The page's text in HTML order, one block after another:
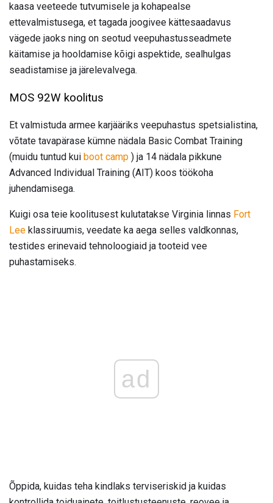
kaasa veeteede tutvumisele ja kohapealse
ettevalmistusega, et tagada joogivee kättesaadavus
vägede jaoks ning on seotud veepuhastusseadmete
käitamise ja hooldamise kõigi aspektide, sealhulgas
seadistamise ja järelevalvega.
MOS 92W koolitus
Et valmistuda armee karjääriks veepuhastus spetsialistina,
võtate tavapärase kümne nädala Basic Combat Training
(muidu tuntud kui boot camp ) ja 14 nädala pikkune
Advanced Individual Training (AIT) koos töökoha
juhendamisega.
Kuigi osa teie koolitusest kulutatakse Virginia linnas Fort
Lee klassiruumis, veedate ka aega selles valdkonnas,
testides erinevaid tehnoloogiaid ja tooteid vee
puhastamiseks.
ad
Õppida, kuidas teha kindlaks terviseriskid ja kuidas